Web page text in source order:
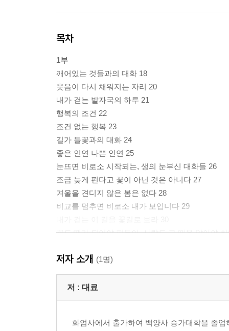
목차
1부
깨어있는 것들과의 대화 18
웃음이 다시 채워지는 자리 20
내가 걷는 발자국의 하루 21
행복의 조건 22
조건 없는 행복 23
길가 들꽃과의 대화 24
좋은 인연 나쁜 인연 25
눈뜨면 비로소 시작되는, 생의 눈부신 대화들 26
조금 늦게 핀다고 꽃이 아닌 것은 아니다 27
겨울을 견디지 않은 봄은 없다 28
비교를 멈추면 비로소 내가 보입니다 29
꽃도 때가 되어야 피듯이, 사람도 그 때을 알아야
삶은 사랑하기에도 너무나 짧습니다 33
무심(無心)하게 피어 환하게 물들이다 34
꿈 이야기 35
두견이 우는 밤 40
저자 소개 (1명)
저 : 대료
화엄사에서 출가하여 백양사 승가대학을 졸